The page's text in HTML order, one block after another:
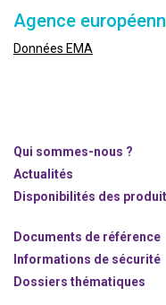
Agence
Données EMA
Qui sommes-nous ?
Actualités
Disponibilités des
Documents de référence
Informations de sécurité
Dossiers thématiques